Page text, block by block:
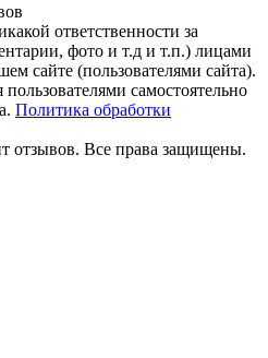
ответственности за
фото и т.д и т.п.) лицами
сайте (пользователями сайта).
самостоятельно
Политика обработки
отзывов. Все права защищены.